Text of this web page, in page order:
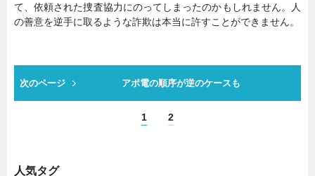
て、依頼された捜査協力にのってしまったのかもしれません。人
の善意を逆手に取るような詐欺は本当に許すことができません。
次のページ アポ電の順序が逆のケースも
1 2
人気タグ